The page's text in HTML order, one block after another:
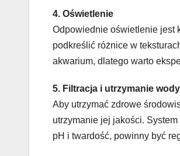
4. Oświetlenie
Odpowiednie oświetlenie jest
podkreślić różnice w
akwarium, dlatego warto
5. Filtracja i utrzymanie wody
Aby utrzymać zdrowe
utrzymanie jej jakości.
pH i twardość, powinny być